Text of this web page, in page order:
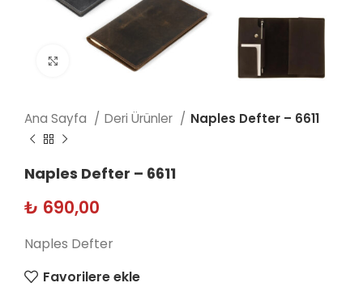
Click to enlarge
Ana Sayfa Deri Ürünler Naples Defter – 6611
Naples Defter – 6611
₺ 690,00
Naples Defter
Favorilere ekle